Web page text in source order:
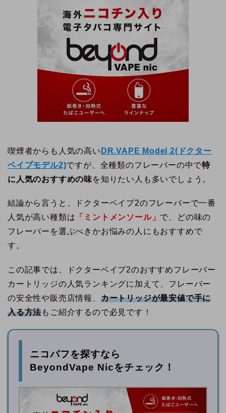
喫煙者からも人気の高い DR.VAPE Model 2(ドクター
ベイプモデル2)ですが、全種類のフレーバーの中で特
に人気のおすすめの味を知りたい人も多いでしょう。
結論から言うと、ドクターベイプ2のフレーバーで一番
人気が高い種類は 「ミントメンソール」 で、どの味の
フレーバーを選ぶべきかお悩みの人にもおすすめで
す。
この記事では、ドクターベイプ2のおすすめフレーバー
カートリッジの人気ランキングに加えて、フレーバー
の安全性や販売店情報、 カートリッジが最安値で手に
入る方法もご紹介するので必見です！
ニコパフを探すなら
BeyondVape Nicをチェック！